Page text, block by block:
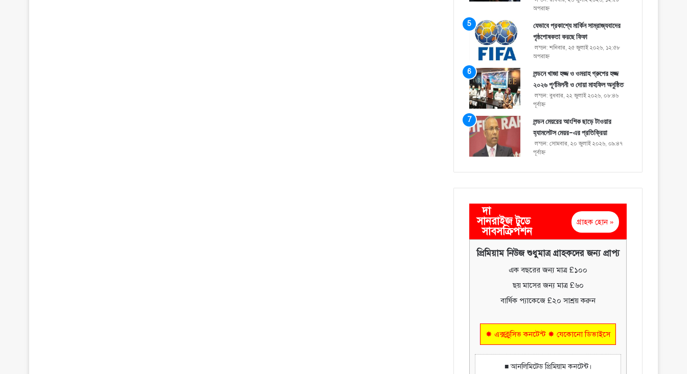
অপরাহ্ণ
যেভাবে প্রকাশ্যে মার্কিন সাম্রাজ্যবাদের
পৃষ্ঠপোষকতা করছে ফিফা
লন্ডন: শনিবার, ২৫ জুলাই ২০২৬, ১২:৫৮
অপরাহ্ণ
লন্ডনে খাজা হজ্জ ও ওমরাহ গ্রুপের হজ্জ
২০২৬ পূর্ণমিলনী ও দোয়া মাহফিল অনুষ্ঠিত
লন্ডন: বুধবার, ২২ জুলাই ২০২৬, ০৮:৪৬
পূর্বাহ্ণ
লন্ডন মেয়রের আংশিক ছাড়ে টাওয়ার
হ্যামলেটস মেয়র-এর প্রতিক্রিয়া
লন্ডন: সোমবার, ২০ জুলাই ২০২৬, ০৯:৪৭
পূর্বাহ্ণ
দা
সানরাইজ টুডে
সাবসক্রিপশন
গ্রাহক হোন »
প্রিমিয়াম নিউজ শুধুমাত্র গ্রাহকদের জন্য প্রাপ্য
এক বছরের জন্য মাত্র £১০০
ছয় মাসের জন্য মাত্র £৬০
বার্ষিক প্যাকেজে £২০ সাশ্রয় করুন
✸ এক্সক্লুসিভ কনটেন্ট ✸ যেকোনো ডিভাইসে
■ আনলিমিটেড প্রিমিয়াম কনটেন্ট।